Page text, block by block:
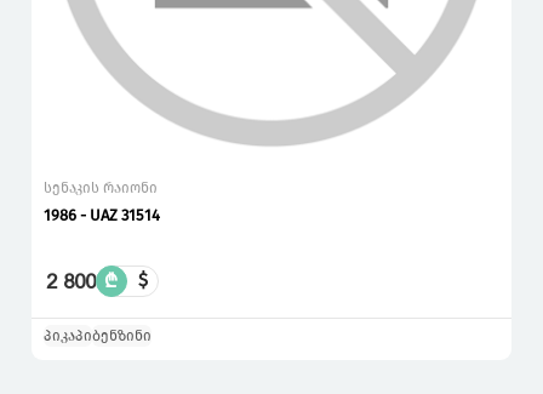
სენაკის რაიონი
1986 - UAZ 31514
2 800 ₾ $
პიკაპიბენზინი